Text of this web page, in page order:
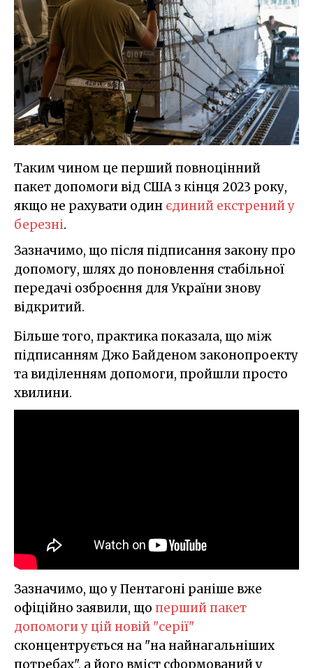
Таким чином це перший повноцінний
пакет допомоги від США з кінця 2023 року,
якщо не рахувати один єдиний екстрений у
березні.
Зазначимо, що після підписання закону про
допомогу, шлях до поновлення стабільної
передачі озброєння для України знову
відкритий.
Більше того, практика показала, що між
підписанням Джо Байденом законопроекту
та виділенням допомоги, пройшли просто
хвилини.
Зазначимо, що у Пентагоні раніше вже
офіційно заявили, що перший пакет
допомоги у цій новій "серії"
сконцентрується на "на найнагальніших
потребах", а його вміст сформований у